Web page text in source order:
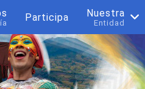
Participa Nuestra
Entidad